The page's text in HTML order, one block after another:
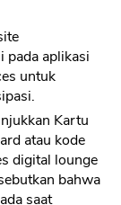
pada aplikasi
untuk
Kartu
atau kode
digital lounge
bahwa
saat